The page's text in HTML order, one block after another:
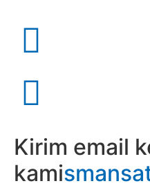
Kirim email
kami